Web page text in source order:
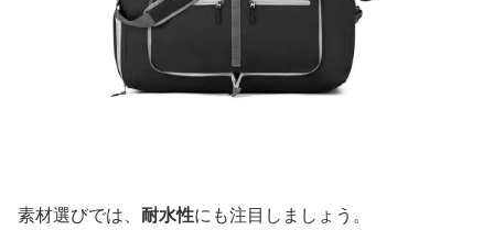
素材選びでは、 耐水性にも注目しましょう。